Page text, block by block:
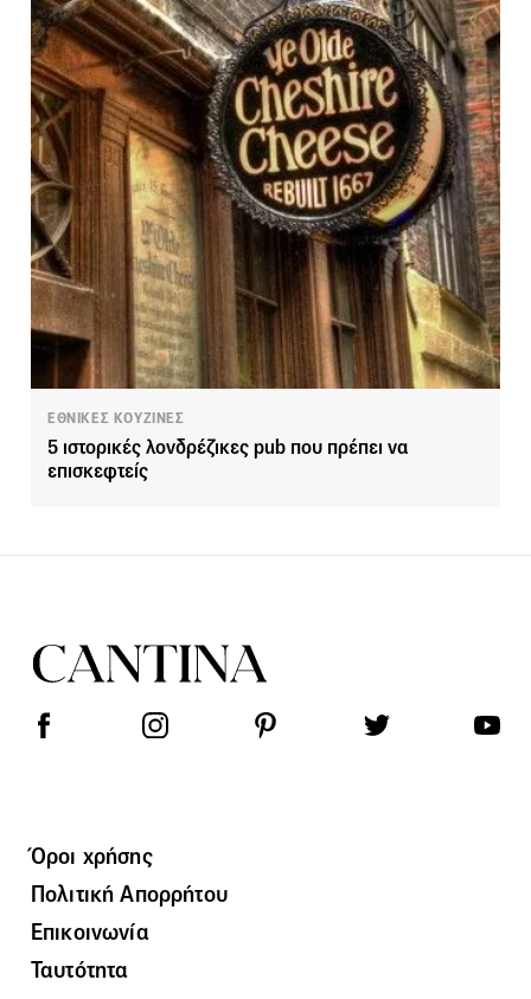
ΕΘΝΙΚΕΣ ΚΟΥΖΙΝΕΣ
5 ιστορικές λονδρέζικες pub που πρέπει να
επισκεφτείς
Όροι χρήσης
Πολιτική Απορρήτου
Επικοινωνία
Ταυτότητα